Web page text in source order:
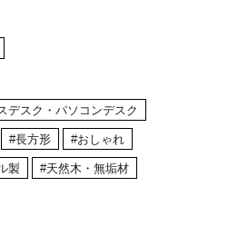
デスク・パソコンデスク
#長方形 #おしゃれ
製 #天然木・無垢材